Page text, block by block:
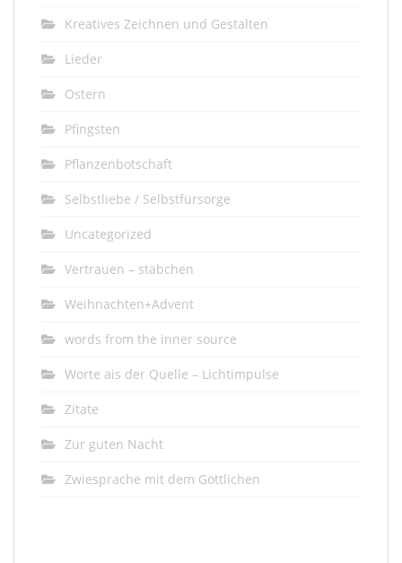
Kreatives Zeichnen und Gestalten
Lieder
Ostern
Pfingsten
Pflanzenbotschaft
Selbstliebe / Selbstfürsorge
Uncategorized
Vertrauen – stäbchen
Weihnachten+Advent
words from the inner source
Worte ais der Quelle – Lichtimpulse
Zitate
Zur guten Nacht
Zwiesprache mit dem Göttlichen